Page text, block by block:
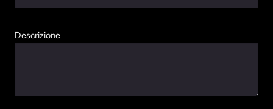
Descrizione